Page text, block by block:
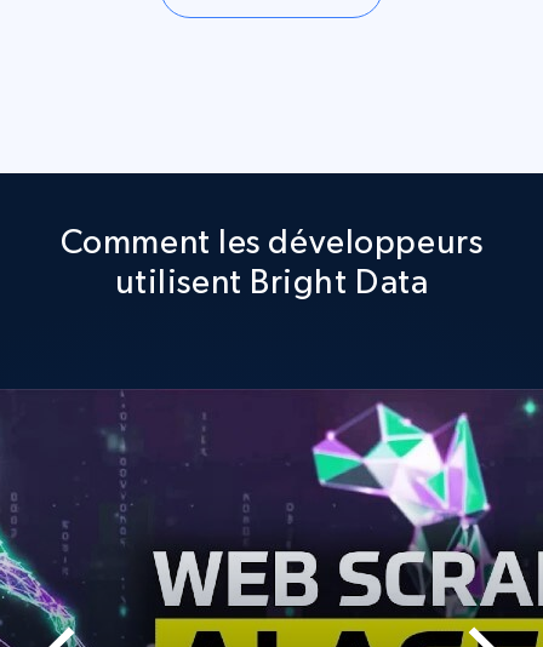
Comment les développeurs
utilisent Bright Data